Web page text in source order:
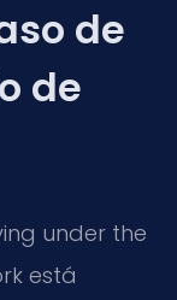
de
de
under the
está